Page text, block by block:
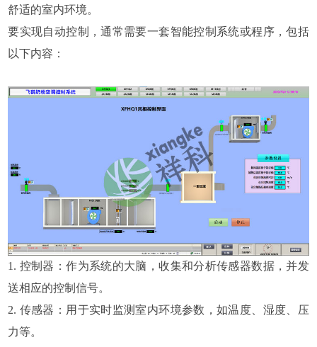
舒适的室内环境。
要实现自动控制，通常需要一套智能控制系统或程序，包括
以下内容：
1. 控制器：作为系统的大脑，收集和分析传感器数据，并发
送相应的控制信号。
2. 传感器：用于实时监测室内环境参数，如温度、湿度、压
力等。